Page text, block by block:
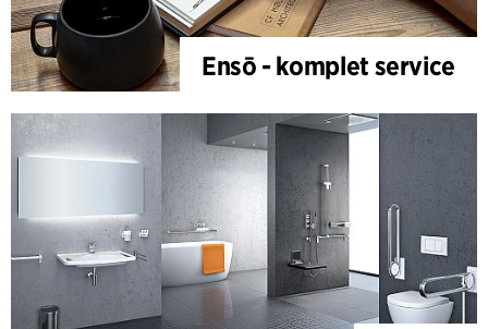
Ensō - komplet service